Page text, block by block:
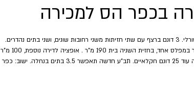
בכפר הס למכירה
נחלה נדירה במיקום פסטורלי. 3 דונם ברצף עם שתי חזיתות משני רחובות שונים, ושני בתים נהדרים.
בחזית אחת בית 240 מ"ר במפלס אחד, בחזית השניה בית 190 מ"ר . אופציה לדירה נוספת, 100 מ"ר
עם כניסה נפרדת . לנחלה עוד 25 דונם חקלאיים. תב"ע חדשה תאפשר 3.5 בתים בנחלה. ישוב: כפר